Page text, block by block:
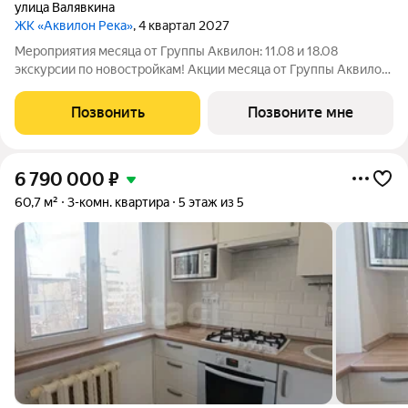
улица Валявкина
ЖК «Аквилон Река», 4 квартал 2027
Мероприятия месяца от Группы Аквилон: 11.08 и 18.08
экскурсии по новостройкам! Акции месяца от Группы Аквилон:
млн ! Арктическая ипотека. ПСК: 18,32-21,9%. Ставка 1%!
Семейная ипотека. ПСК:
Позвонить Позвоните мне
6 790 000 ₽
60,7 м² 3-комн. квартира 5 этаж из 5